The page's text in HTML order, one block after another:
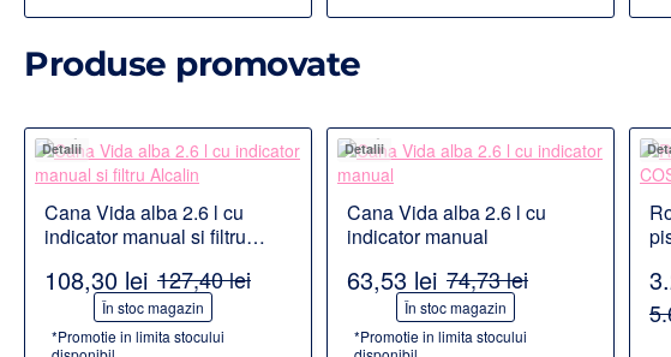
Produse promovate
Detalii
Cana Vida alba 2.6 l cu
indicator manual si filtru
În stoc magazin
*Promotie in limita stocului
108,30 lei 127,40 lei
Detalii
Cana Vida alba 2.6 l cu
indicator manual
În stoc magazin
*Promotie in limita stocului
63,53 lei 74,73 lei